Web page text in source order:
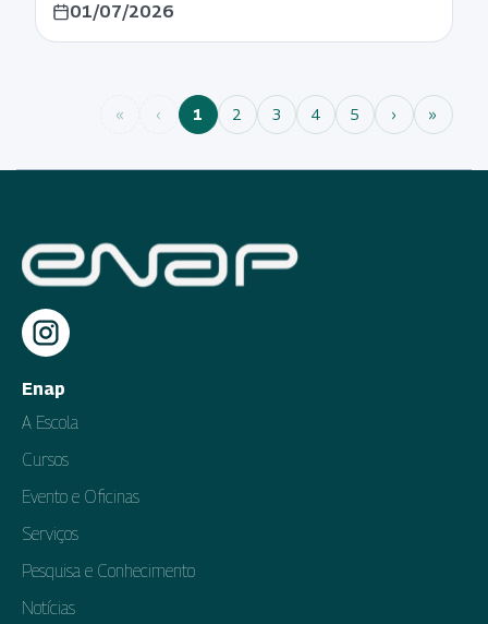
01/07/2026
« ‹ 1 2 3 4 5 › »
Enap
A Escola
Cursos
Evento e Oficinas
Serviços
Pesquisa e Conhecimento
Notícias